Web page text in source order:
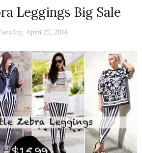
Leggings Big Sale
April 22, 2014